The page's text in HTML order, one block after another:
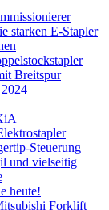
starken E-Stapler
Breitspur
Steuerung
und vielseitig
heute!
Forklift